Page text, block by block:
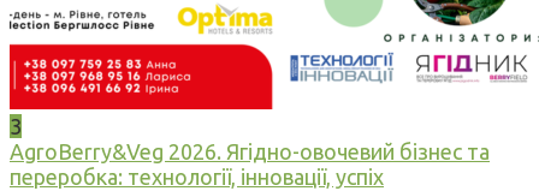
3
AgroBerry&Veg 2026. Ягідно-овочевий бізнес та
переробка: технології, інновації, успіх